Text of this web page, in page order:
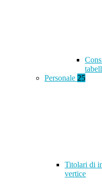
Personale 25
Titolari di
vertice